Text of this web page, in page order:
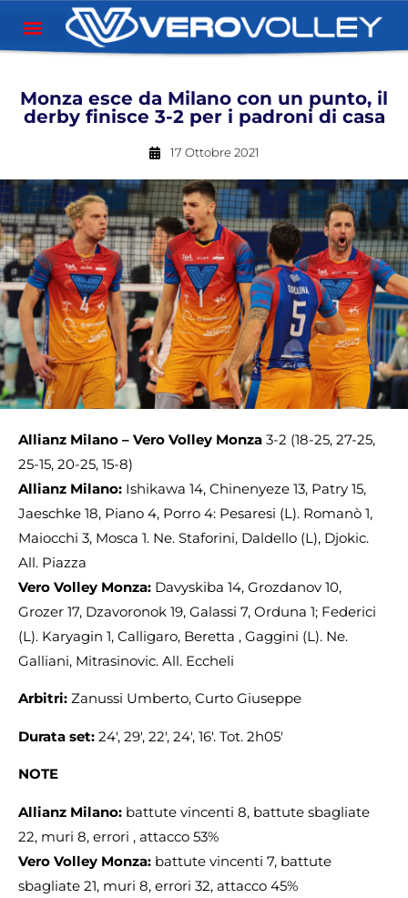
Monza esce da Milano con un punto, il
derby finisce 3-2 per i padroni di casa
17 Ottobre 2021
Allianz Milano – Vero Volley Monza 3-2 (18-25, 27-25,
25-15, 20-25, 15-8)
Allianz Milano: Ishikawa 14, Chinenyeze 13, Patry 15,
Jaeschke 18, Piano 4, Porro 4: Pesaresi (L). Romanò 1,
Maiocchi 3, Mosca 1. Ne. Staforini, Daldello (L), Djokic.
All. Piazza
Vero Volley Monza: Davyskiba 14, Grozdanov 10,
Grozer 17, Dzavoronok 19, Galassi 7, Orduna 1; Federici
(L). Karyagin 1, Calligaro, Beretta , Gaggini (L). Ne.
Galliani, Mitrasinovic. All. Eccheli
Arbitri: Zanussi Umberto, Curto Giuseppe
Durata set: 24′, 29′, 22′, 24′, 16′. Tot. 2h05′
NOTE
Allianz Milano: battute vincenti 8, battute sbagliate
22, muri 8, errori , attacco 53%
Vero Volley Monza: battute vincenti 7, battute
sbagliate 21, muri 8, errori 32, attacco 45%